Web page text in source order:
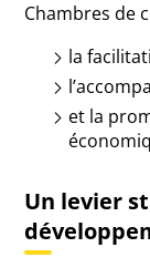
Chambres de
la
et la
Un levier